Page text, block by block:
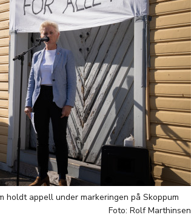
holdt appell under markeringen på Skoppum
Foto: Rolf Marthinsen